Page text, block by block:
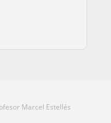
Marcel Estellés